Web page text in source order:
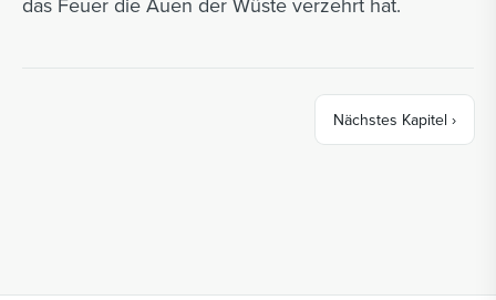
Nächstes Kapitel ›